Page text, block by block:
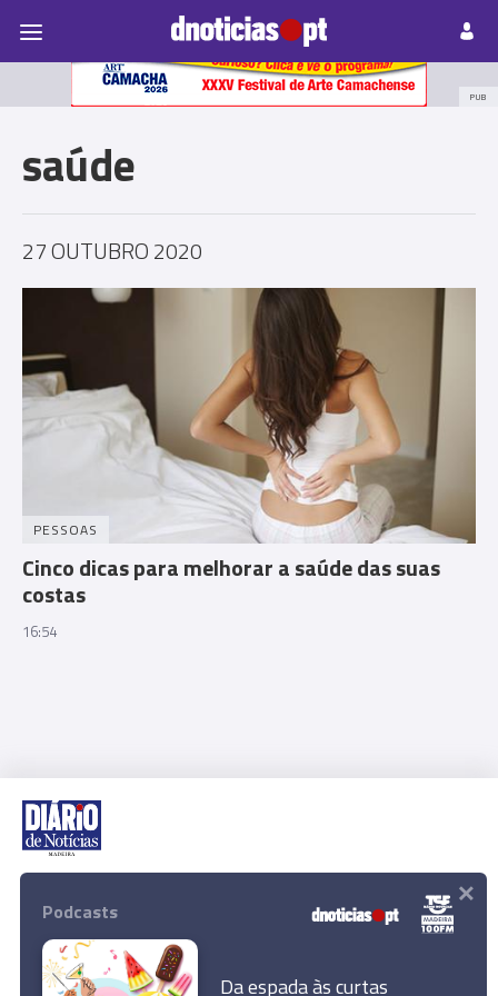
Prazeres Paisagens
PUB
saúde
27 OUTUBRO 2020
PESSOAS
Cinco dicas para melhorar a saúde das suas
costas
16:54
Rua Dr. Fernão de Ornelas, 56 - 3º
291 202 300
Download App
Podcasts
Da espada às curtas
×